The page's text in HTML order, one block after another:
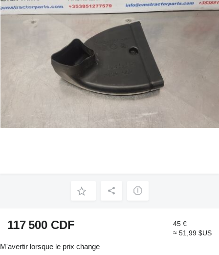
117 500 CDF
45 €
≈ 51,99 $US
M'avertir lorsque le prix change